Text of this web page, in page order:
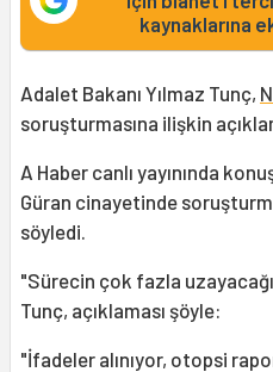
kaynaklarına
Adalet Bakanı Yılmaz Tunç,
soruşturmasına ilişkin
A Haber canlı yayınında
Güran cinayetinde
söyledi.
"Sürecin çok fazla
Tunç, açıklaması şöyle:
"İfadeler alınıyor, otopsi